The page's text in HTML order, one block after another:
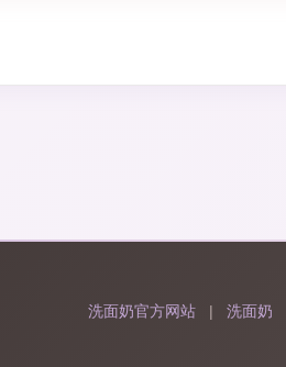
洗面奶官方网站 | 洗面奶